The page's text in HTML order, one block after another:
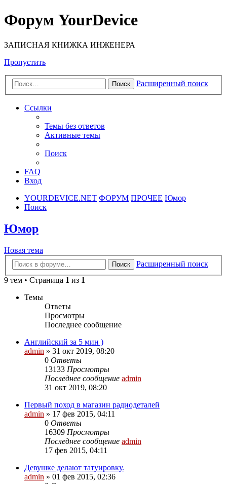
Форум YourDevice
ЗАПИСНАЯ КНИЖКА ИНЖЕНЕРА
Пропустить
Поиск Расширенный поиск
Ссылки
Темы без ответов
Активные темы
Поиск
FAQ
Вход
YOURDEVICE.NET ФОРУМ ПРОЧЕЕ Юмор
Поиск
Юмор
Новая тема
Поиск
Расширенный поиск
9 тем • Страница 1 из 1
Темы
Ответы
Просмотры
Последнее сообщение
Английский за 5 мин )
admin » 31 окт 2019, 08:20
0 Ответы
13133 Просмотры
Последнее сообщение admin
31 окт 2019, 08:20
Первый поход в магазин радиодеталей
admin » 17 фев 2015, 04:11
0 Ответы
16309 Просмотры
Последнее сообщение admin
17 фев 2015, 04:11
Девушке делают татуировку.
admin » 01 фев 2015, 02:36